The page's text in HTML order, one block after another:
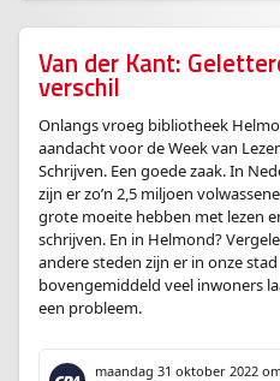
Van der Kant:
verschil
Onlangs vroeg bibliotheek
aandacht voor de Week van
Schrijven. Een goede zaak. In
zijn er zo’n 2,5 miljoen
grote moeite hebben met lezen
schrijven. En in Helmond?
andere steden zijn er in onze stad
bovengemiddeld veel inwoners
een probleem.
maandag 31 oktober 2022